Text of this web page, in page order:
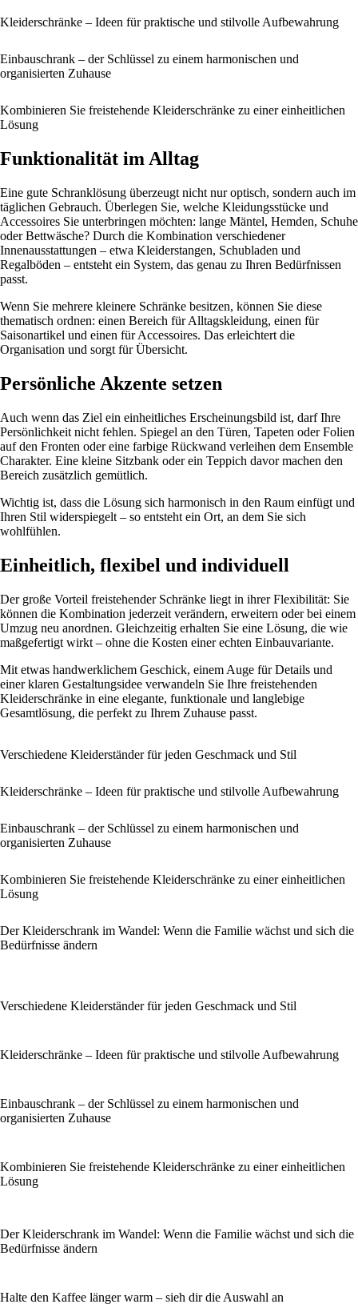
Kleiderschränke – Ideen für praktische und stilvolle Aufbewahrung
Einbauschrank – der Schlüssel zu einem harmonischen und
organisierten Zuhause
Kombinieren Sie freistehende Kleiderschränke zu einer einheitlichen
Lösung
Funktionalität im Alltag
Eine gute Schranklösung überzeugt nicht nur optisch, sondern auch im
täglichen Gebrauch. Überlegen Sie, welche Kleidungsstücke und
Accessoires Sie unterbringen möchten: lange Mäntel, Hemden, Schuhe
oder Bettwäsche? Durch die Kombination verschiedener
Innenausstattungen – etwa Kleiderstangen, Schubladen und
Regalböden – entsteht ein System, das genau zu Ihren Bedürfnissen
passt.
Wenn Sie mehrere kleinere Schränke besitzen, können Sie diese
thematisch ordnen: einen Bereich für Alltagskleidung, einen für
Saisonartikel und einen für Accessoires. Das erleichtert die
Organisation und sorgt für Übersicht.
Persönliche Akzente setzen
Auch wenn das Ziel ein einheitliches Erscheinungsbild ist, darf Ihre
Persönlichkeit nicht fehlen. Spiegel an den Türen, Tapeten oder Folien
auf den Fronten oder eine farbige Rückwand verleihen dem Ensemble
Charakter. Eine kleine Sitzbank oder ein Teppich davor machen den
Bereich zusätzlich gemütlich.
Wichtig ist, dass die Lösung sich harmonisch in den Raum einfügt und
Ihren Stil widerspiegelt – so entsteht ein Ort, an dem Sie sich
wohlfühlen.
Einheitlich, flexibel und individuell
Der große Vorteil freistehender Schränke liegt in ihrer Flexibilität: Sie
können die Kombination jederzeit verändern, erweitern oder bei einem
Umzug neu anordnen. Gleichzeitig erhalten Sie eine Lösung, die wie
maßgefertigt wirkt – ohne die Kosten einer echten Einbauvariante.
Mit etwas handwerklichem Geschick, einem Auge für Details und
einer klaren Gestaltungsidee verwandeln Sie Ihre freistehenden
Kleiderschränke in eine elegante, funktionale und langlebige
Gesamtlösung, die perfekt zu Ihrem Zuhause passt.
Verschiedene Kleiderständer für jeden Geschmack und Stil
Kleiderschränke – Ideen für praktische und stilvolle Aufbewahrung
Einbauschrank – der Schlüssel zu einem harmonischen und
organisierten Zuhause
Kombinieren Sie freistehende Kleiderschränke zu einer einheitlichen
Lösung
Der Kleiderschrank im Wandel: Wenn die Familie wächst und sich die
Bedürfnisse ändern
Verschiedene Kleiderständer für jeden Geschmack und Stil
Kleiderschränke – Ideen für praktische und stilvolle Aufbewahrung
Einbauschrank – der Schlüssel zu einem harmonischen und
organisierten Zuhause
Kombinieren Sie freistehende Kleiderschränke zu einer einheitlichen
Lösung
Der Kleiderschrank im Wandel: Wenn die Familie wächst und sich die
Bedürfnisse ändern
Halte den Kaffee länger warm – sieh dir die Auswahl an